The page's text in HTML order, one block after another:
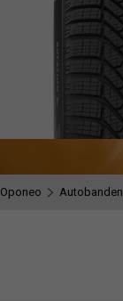
Oponeo Autobanden